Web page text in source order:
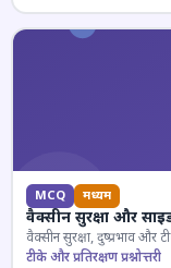
MCQ मध्यम
वैक्सीन सुरक्षा और
वैक्सीन सुरक्षा, दुष्प्रभाव और
टीके और प्रतिरक्षण प्रश्नोत्तरी